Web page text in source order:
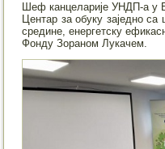
Шеф канцеларије УНДП-а у
Центар за обуку заједно
средине, енергетску
Фонду Зораном Лукачем.